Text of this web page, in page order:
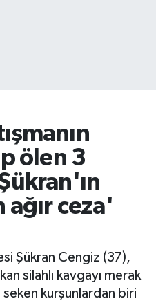
ölen 3
ceza'
Şükran Cengiz (37),
silahlı kavgayı merak
seken kurşunlardan biri